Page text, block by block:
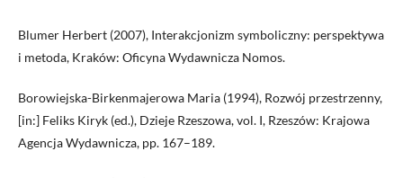
Blumer Herbert (2007), Interakcjonizm symboliczny: perspektywa
i metoda, Kraków: Oficyna Wydawnicza Nomos.
Borowiejska-Birkenmajerowa Maria (1994), Rozwój przestrzenny,
[in:] Feliks Kiryk (ed.), Dzieje Rzeszowa, vol. I, Rzeszów: Krajowa
Agencja Wydawnicza, pp. 167–189.